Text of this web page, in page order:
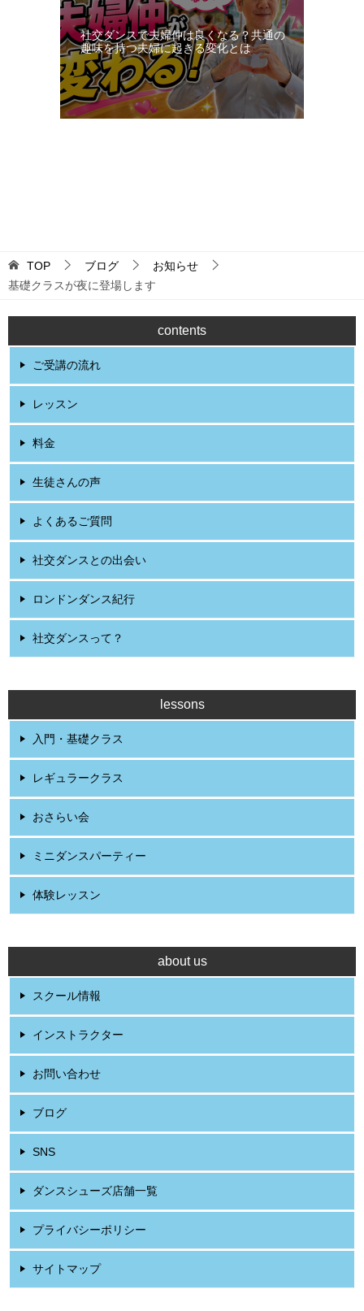
社交ダンスで夫婦仲は良くなる？共通の
趣味を持つ夫婦に起きる変化とは
TOP ブログ
お知らせ
基礎クラスが夜に登場します
contents
ご受講の流れ
レッスン
料金
生徒さんの声
よくあるご質問
社交ダンスとの出会い
ロンドンダンス紀行
社交ダンスって？
lessons
入門・基礎クラス
レギュラークラス
おさらい会
ミニダンスパーティー
体験レッスン
about us
スクール情報
インストラクター
お問い合わせ
ブログ
SNS
ダンスシューズ店舗一覧
プライバシーポリシー
サイトマップ